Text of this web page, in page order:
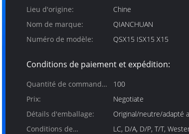
Lieu d'origine:
Chine
Nom de marque:
QIANCHUAN
Numéro de modèle:
QSX15 ISX15 X15
Conditions de paiement et expédition:
Quantité de commande
min:
100
Prix:
Negotiate
Détails d'emballage:
Original/neutre/adapté
Conditions de
LC, D/A, D/P, T/T,